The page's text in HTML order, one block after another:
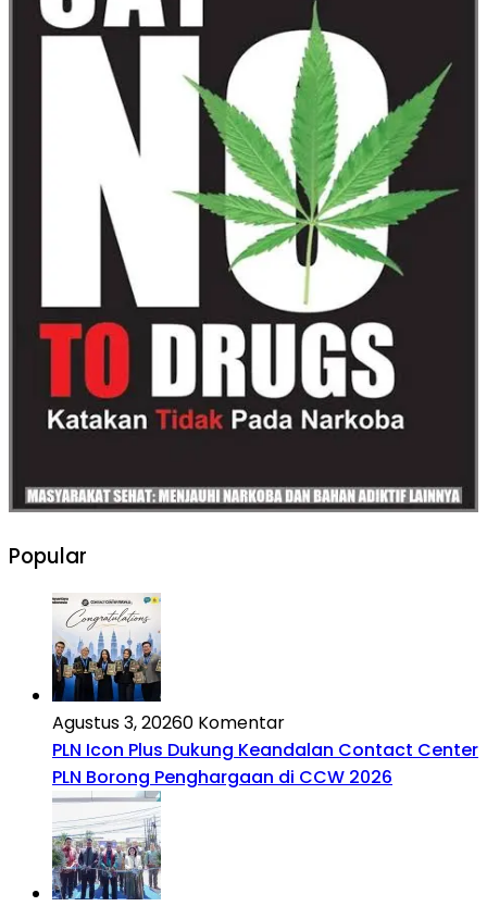
Popular
Agustus 3, 20260 Komentar
PLN Icon Plus Dukung Keandalan Contact Center
PLN Borong Penghargaan di CCW 2026